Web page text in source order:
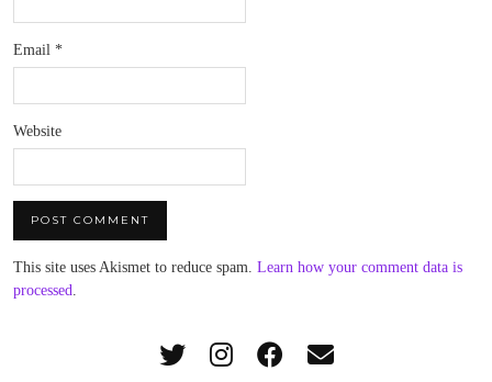
Email *
Website
This site uses Akismet to reduce spam. Learn how your comment data is
processed.